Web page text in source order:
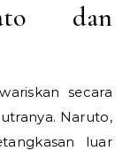
dan
secara
Naruto,
luar